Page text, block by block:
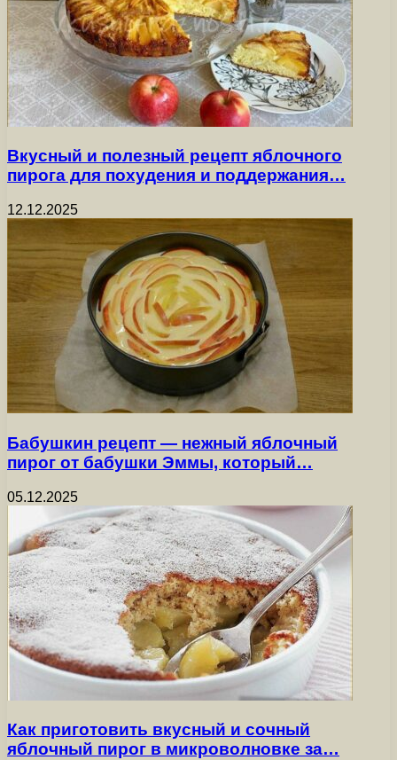
Вкусный и полезный рецепт яблочного
пирога для похудения и поддержания…
12.12.2025
Бабушкин рецепт — нежный яблочный
пирог от бабушки Эммы, который…
05.12.2025
Как приготовить вкусный и сочный
яблочный пирог в микроволновке за…